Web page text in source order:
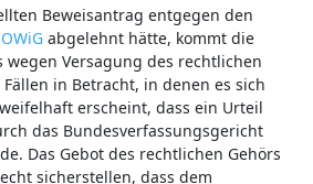
Beweisantrag entgegen den
abgelehnt hätte, kommt die
Versagung des rechtlichen
in Betracht, in denen es sich
erscheint, dass ein Urteil
das Bundesverfassungsgericht
Das Gebot des rechtlichen Gehörs
sicherstellen, dass dem